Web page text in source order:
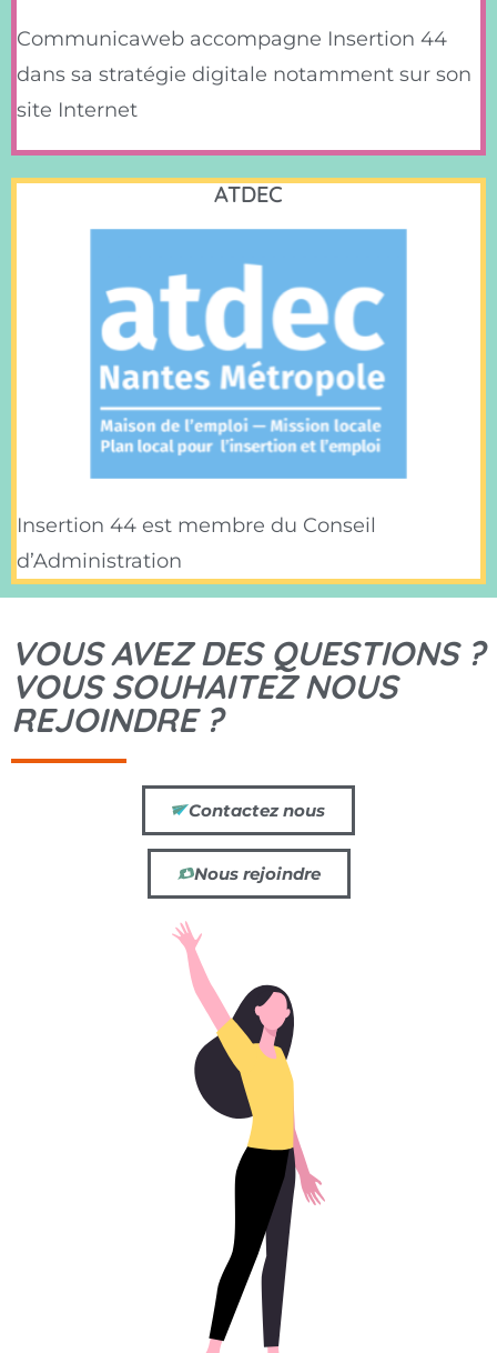
Communicaweb accompagne Insertion 44
dans sa stratégie digitale notamment sur son
site Internet
ATDEC
Insertion 44 est membre du Conseil
d’Administration
VOUS AVEZ DES QUESTIONS ?
VOUS SOUHAITEZ NOUS
REJOINDRE ?
Contactez nous
Nous rejoindre